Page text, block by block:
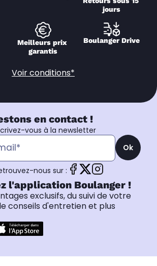
jours
Meilleurs prix
garantis
Boulanger Drive
Voir conditions*
en contact !
vous à la newsletter
Ok
nous sur :
l'application Boulanger !
exclusifs, du suivi de votre
conseils d'entretien et plus